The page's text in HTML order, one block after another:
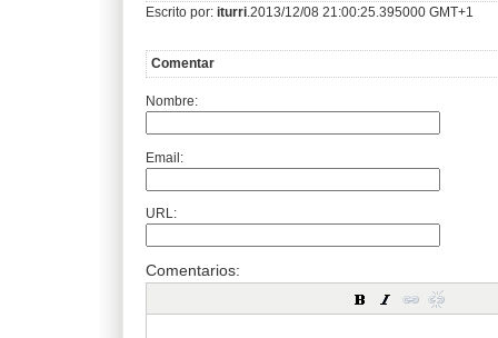
Escrito por: iturri .2013/12/08 21:00:25.395000 GMT+1
Comentar
Nombre:
Email:
URL:
Comentarios: